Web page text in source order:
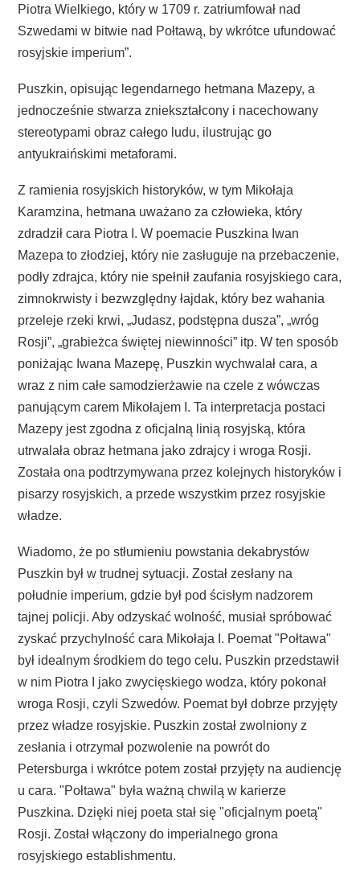
Piotra Wielkiego, który w 1709 r. zatriumfował nad
Szwedami w bitwie nad Połtawą, by wkrótce ufundować
rosyjskie imperium”.
Puszkin, opisując legendarnego hetmana Mazepy, a
jednocześnie stwarza zniekształcony i nacechowany
stereotypami obraz całego ludu, ilustrując go
antyukraińskimi metaforami.
Z ramienia rosyjskich historyków, w tym Mikołaja
Karamzina, hetmana uważano za człowieka, który
zdradził cara Piotra I. W poemacie Puszkina Iwan
Mazepa to złodziej, który nie zasługuje na przebaczenie,
podły zdrajca, który nie spełnił zaufania rosyjskiego cara,
zimnokrwisty i bezwzględny łajdak, który bez wahania
przeleje rzeki krwi, „Judasz, podstępna dusza”, „wróg
Rosji”, „grabieżca świętej niewinności” itp. W ten sposób
poniżając Iwana Mazepę, Puszkin wychwalał cara, a
wraz z nim całe samodzierżawie na czele z wówczas
panującym carem Mikołajem I. Ta interpretacja postaci
Mazepy jest zgodna z oficjalną linią rosyjską, która
utrwalała obraz hetmana jako zdrajcy i wroga Rosji.
Została ona podtrzymywana przez kolejnych historyków i
pisarzy rosyjskich, a przede wszystkim przez rosyjskie
władze.
Wiadomo, że po stłumieniu powstania dekabrystów
Puszkin był w trudnej sytuacji. Został zesłany na
południe imperium, gdzie był pod ścisłym nadzorem
tajnej policji. Aby odzyskać wolność, musiał spróbować
zyskać przychylność cara Mikołaja I. Poemat "Połtawa"
był idealnym środkiem do tego celu. Puszkin przedstawił
w nim Piotra I jako zwycięskiego wodza, który pokonał
wroga Rosji, czyli Szwedów. Poemat był dobrze przyjęty
przez władze rosyjskie. Puszkin został zwolniony z
zesłania i otrzymał pozwolenie na powrót do
Petersburga i wkrótce potem został przyjęty na audiencję
u cara. "Połtawa" była ważną chwilą w karierze
Puszkina. Dzięki niej poeta stał się "oficjalnym poetą"
Rosji. Został włączony do imperialnego grona
rosyjskiego establishmentu.